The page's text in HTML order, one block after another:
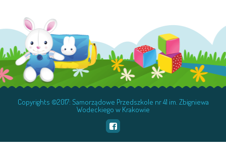
Copyrights ©2017: Samorządowe Przedszkole nr 41 im. Zbigniewa
Wodeckiego w Krakowie